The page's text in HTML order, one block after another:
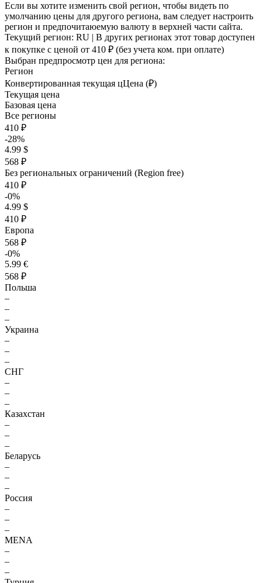
Если вы хотите изменить свой регион, чтобы видеть по
умолчанию цены для другого региона, вам следует настроить
регион и предпочитаюемую валюту в верхней части сайта.
Текущий регион: RU | В других регионах этот товар доступен
к покупке с ценой от 410 ₽ (без учета ком. при оплате)
Выбран предпросмотр цен для региона:
Регион
Конвертированная текущая цЦена (₽)
Текущая цена
Базовая цена
Все регионы
410 ₽
-28%
4.99 $
568 ₽
Без региональных ограничений (Region free)
410 ₽
-0%
4.99 $
410 ₽
Европа
568 ₽
-0%
5.99 €
568 ₽
Польша
–
–
–
Украина
–
–
–
СНГ
–
–
–
Казахстан
–
–
–
Беларусь
–
–
–
Россия
–
–
–
MENA
–
–
–